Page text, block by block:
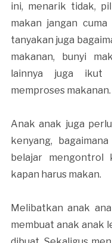
ini, menarik tidak,
makan jangan cuma
tanyakan juga
makanan, bunyi
lainnya juga ikut
memproses makanan.
Anak anak juga
kenyang,
belajar mengontrol
kapan harus makan.
Melibatkan anak
membuat anak anak